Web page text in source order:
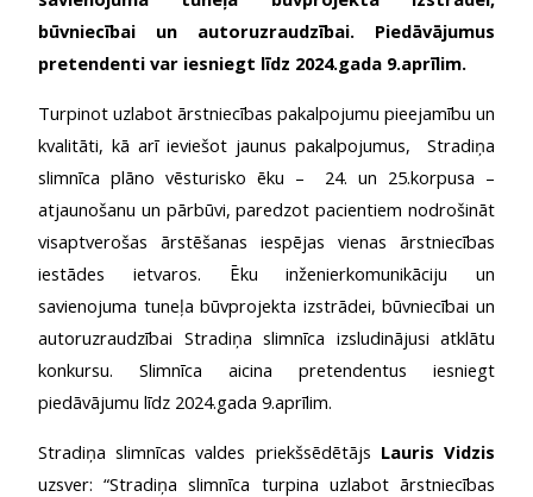
būvniecībai un autoruzraudzībai. Piedāvājumus
pretendenti var iesniegt līdz 2024.gada 9.aprīlim.
Turpinot uzlabot ārstniecības pakalpojumu pieejamību un
kvalitāti, kā arī ieviešot jaunus pakalpojumus, Stradiņa
slimnīca plāno vēsturisko ēku – 24. un 25.korpusa –
atjaunošanu un pārbūvi, paredzot pacientiem nodrošināt
visaptverošas ārstēšanas iespējas vienas ārstniecības
iestādes ietvaros. Ēku inženierkomunikāciju un
savienojuma tuneļa būvprojekta izstrādei, būvniecībai un
autoruzraudzībai Stradiņa slimnīca izsludinājusi atklātu
konkursu. Slimnīca aicina pretendentus iesniegt
piedāvājumu līdz 2024.gada 9.aprīlim.
Stradiņa slimnīcas valdes priekšsēdētājs Lauris Vidzis
uzsver: “Stradiņa slimnīca turpina uzlabot ārstniecības